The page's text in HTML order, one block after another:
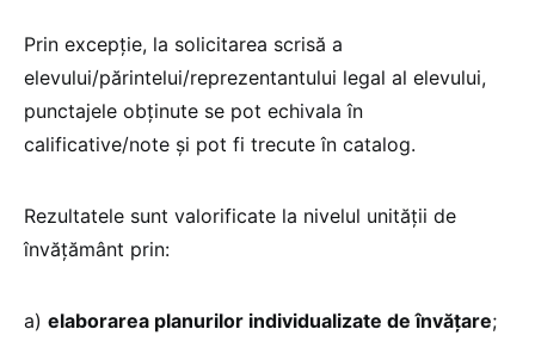
Prin excepție, la solicitarea scrisă a
elevului/părintelui/reprezentantului legal al elevului,
punctajele obținute se pot echivala în
calificative/note și pot fi trecute în catalog.
Rezultatele sunt valorificate la nivelul unității de
învățământ prin:
a) elaborarea planurilor individualizate de învățare;